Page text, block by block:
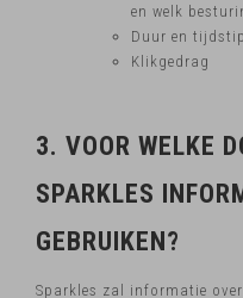
en welk
Duur en
Klikgedrag
3. VOOR WELKE
SPARKLES
GEBRUIKEN?
Sparkles zal informatie